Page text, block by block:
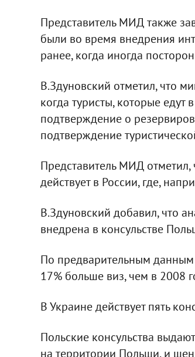
Представитель МИД также
были во время внедрения
ранее, когда иногда
В.Здуновский отметил, что
когда туристы, которые
подтверждение о
подтверждение
Представитель МИД отметил,
действует в России, где,
В.Здуновский добавил, что
внедрена в консульстве
По предварительным
17% больше виз, чем в 2008
В Украине действует пять
Польские консульства
на территории Польши, и